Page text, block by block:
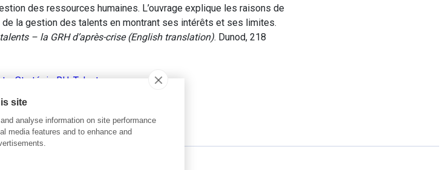
des ressources humaines. L’ouvrage explique les raisons de
la gestion des talents en montrant ses intérêts et ses limites.
– la GRH d’après-crise (English translation). Dunod, 218
,Stratégie RH,Talent
site
analyse information on site performance
media features and to enhance and